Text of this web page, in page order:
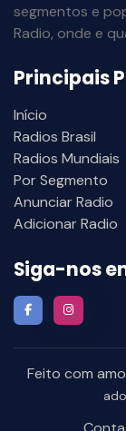
segmentos e
Radio, onde e
Principais
Início
Radios Brasil
Radios Mundiais
Por Segmento
Anunciar Radio
Adicionar Radio
Siga-nos
Feito com